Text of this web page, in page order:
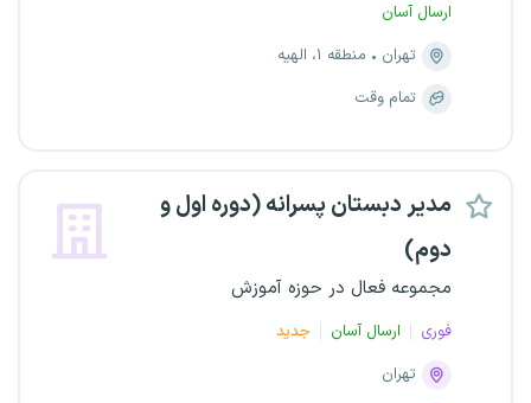
ارسال آسان
تهران
منطقه ۱، الهیه
تمام وقت
مدیر دبستان پسرانه (دوره اول و
دوم)
مجموعه فعال در حوزه آموزش
فوری ارسال آسان
جدید
تهران